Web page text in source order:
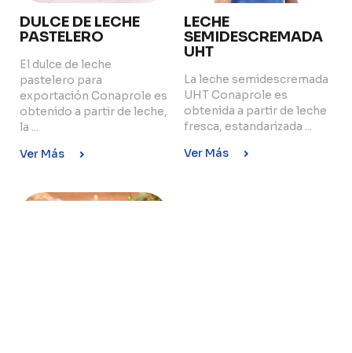
DULCE DE LECHE
PASTELERO
El dulce de leche
pastelero para
exportación Conaprole es
obtenido a partir de leche,
la ...
Ver Más
LECHE
SEMIDESCREMADA
UHT
La leche semidescremada
UHT Conaprole es
obtenida a partir de leche
fresca, estandarizada ...
Ver Más
Contact
Copyright © 2024 Conaprole. All rights reserved